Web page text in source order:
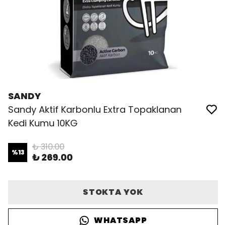
SANDY
Sandy Aktif Karbonlu Extra Topaklanan
Kedi Kumu 10KG
%13 ₺ 310.00
₺ 269.00
STOKTA YOK
WHATSAPP